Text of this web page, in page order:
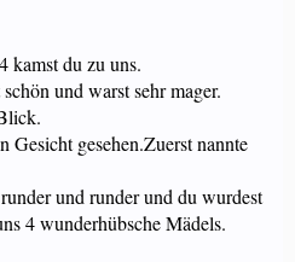
kamst du zu uns.
und warst sehr mager.
Gesicht gesehen.Zuerst nannte
und runder und du wurdest
4 wunderhübsche Mädels.